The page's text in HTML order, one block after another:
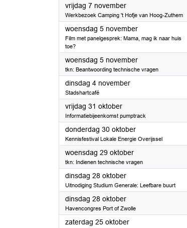
vrijdag 7 november2025
Werkbezoek Camping 't Hofje van Hoog-Zuthem
woensdag 5 november2025
Film met panelgesprek: Mama, mag ik naar huis
toe?
woensdag 5 november2025
tkn: Beantwoording technische vragen
dinsdag 4 november2025
Stadshartcafé
vrijdag 31 oktober2025
Informatiebijeenkomst pumptrack
donderdag 30 oktober2025
Kennisfestival Lokale Energie Overijssel
woensdag 29 oktober2025
tkn: Indienen technische vragen
dinsdag 28 oktober2025
Uitnodiging Studium Generale: Leefbare buurt
dinsdag 28 oktober2025
Havencongres Port of Zwolle
zaterdag 25 oktober2025